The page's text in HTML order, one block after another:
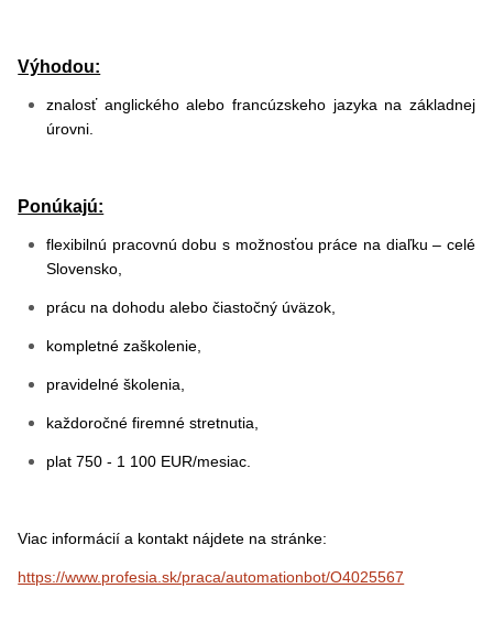
Výhodou:
znalosť anglického alebo francúzskeho jazyka na základnej
úrovni.
Ponúkajú:
flexibilnú pracovnú dobu s možnosťou práce na diaľku – celé
Slovensko,
prácu na dohodu alebo čiastočný úväzok,
kompletné zaškolenie,
pravidelné školenia,
každoročné firemné stretnutia,
plat 750 - 1 100 EUR/mesiac.
Viac informácií a kontakt nájdete na stránke:
https://www.profesia.sk/praca/automationbot/O4025567